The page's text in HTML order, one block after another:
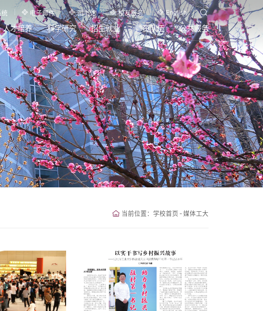
统 电子邮件 图书馆 校友服务 English
人才培养 科学研究 招生就业 师资队伍 公共服务
当前位置： 学校首页 - 媒体工大